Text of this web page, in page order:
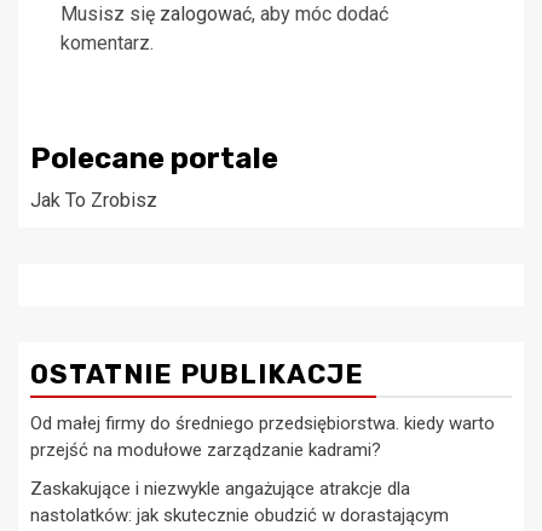
Musisz się zalogować, aby móc dodać
komentarz.
Polecane portale
Jak To Zrobisz
OSTATNIE PUBLIKACJE
Od małej firmy do średniego przedsiębiorstwa. kiedy warto
przejść na modułowe zarządzanie kadrami?
Zaskakujące i niezwykle angażujące atrakcje dla
nastolatków: jak skutecznie obudzić w dorastającym